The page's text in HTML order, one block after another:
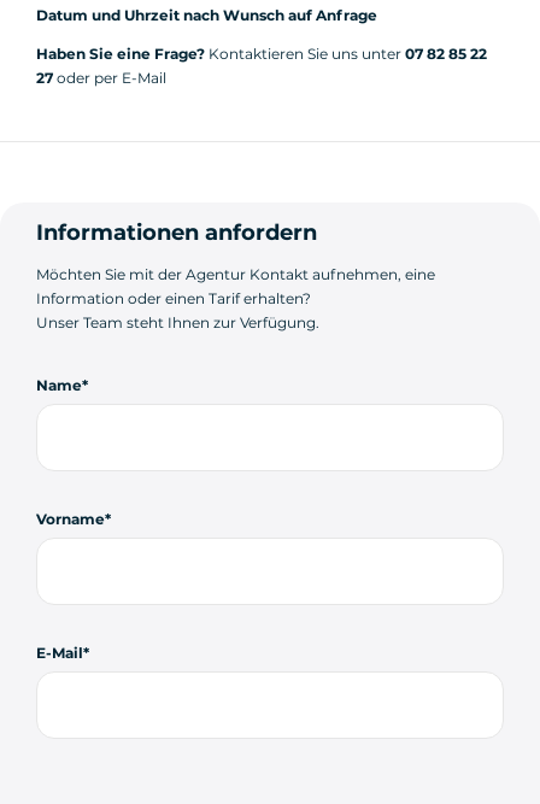
Datum und Uhrzeit nach Wunsch auf Anfrage
Haben Sie eine Frage? Kontaktieren Sie uns unter 07 82 85 22
27 oder per E-Mail
Informationen anfordern
Möchten Sie mit der Agentur Kontakt aufnehmen, eine
Information oder einen Tarif erhalten?
Unser Team steht Ihnen zur Verfügung.
Name
Vorname
E-Mail